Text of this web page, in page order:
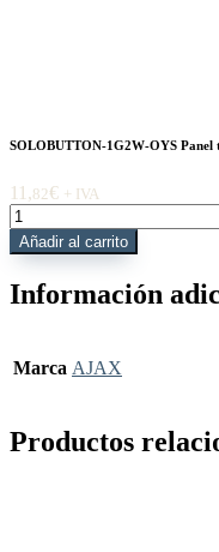
SOLOBUTTON-1G2W-OYS
11,82€ + IVA
SOLOBUTTON-
1G2W-
OYS
táctil
luz
cantidad
Añadir al carrito
Información
Marca AJAX
Productos